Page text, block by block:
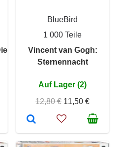
BlueBird
1 000 Teile
Vincent van Gogh:
Sternennacht
Auf Lager (2)
12,80 € 11,50 €